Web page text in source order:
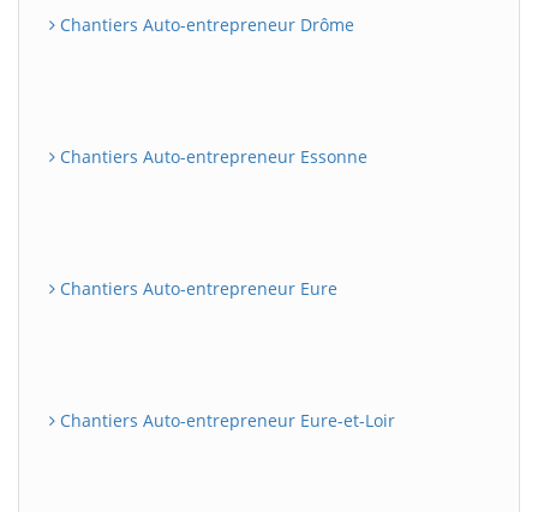
Chantiers Auto-entrepreneur Drôme
Chantiers Auto-entrepreneur Essonne
Chantiers Auto-entrepreneur Eure
Chantiers Auto-entrepreneur Eure-et-Loir